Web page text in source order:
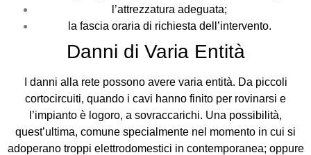
l’attrezzatura adeguata;
la fascia oraria di richiesta dell’intervento.
Danni di Varia Entità
I danni alla rete possono avere varia entità. Da piccoli
cortocircuiti, quando i cavi hanno finito per rovinarsi e
l’impianto è logoro, a sovraccarichi. Una possibilità,
quest’ultima, comune specialmente nel momento in cui si
adoperano troppi elettrodomestici in contemporanea; oppure